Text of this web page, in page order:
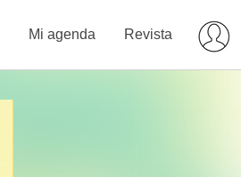
Mi agenda Revista